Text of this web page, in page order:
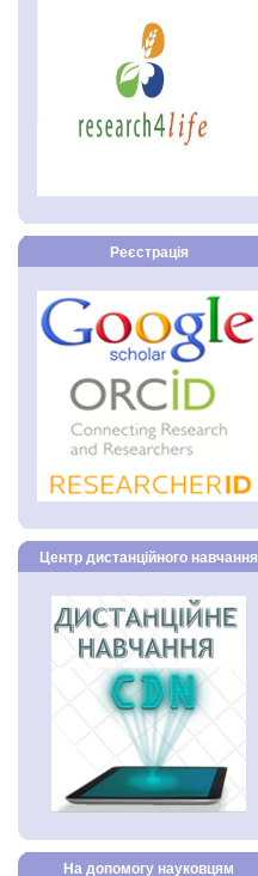
Реєстрація
Центр дистанційного навчання
На допомогу науковцям